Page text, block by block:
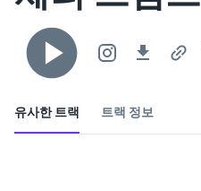
유사한 트랙 트랙 정보